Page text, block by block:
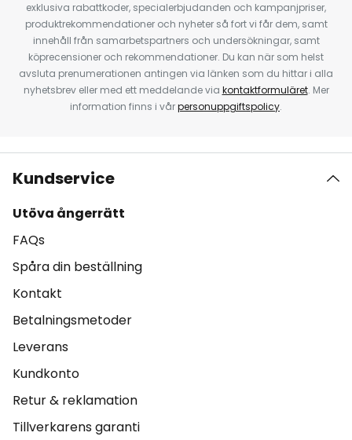
exklusiva rabattkoder, specialerbjudanden och kampanjpriser,
produktrekommendationer och nyheter så fort vi får dem, samt
innehåll från samarbetspartners och undersökningar, samt
köprecensioner och rekommendationer. Du kan när som helst
avsluta prenumerationen antingen via länken som du hittar i alla
nyhetsbrev eller med ett meddelande via kontaktformuläret. Mer
information finns i vårpersonuppgiftspolicy.
Kundservice
Utöva ångerrätt
FAQs
Spåra din beställning
Kontakt
Betalningsmetoder
Leverans
Kundkonto
Retur & reklamation
Tillverkarens garanti